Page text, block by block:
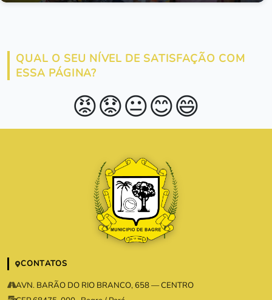
QUAL O SEU NÍVEL DE SATISFAÇÃO COM
ESSA PÁGINA?
😡😟😐😊😄
CONTATOS
AVN. BARÃO DO RIO BRANCO, 658 — CENTRO